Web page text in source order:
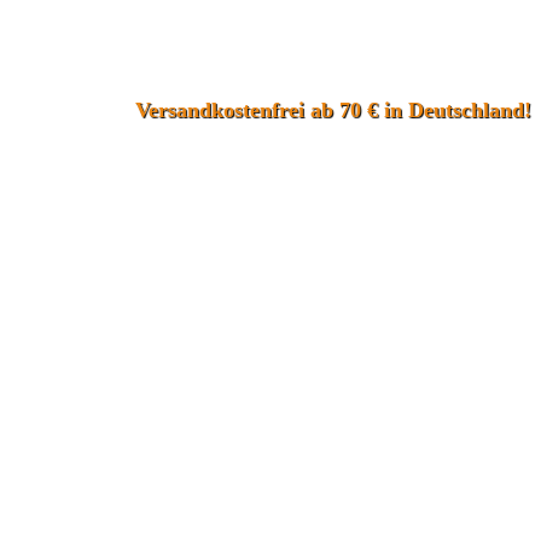
Versandkostenfrei ab 70 € in Deutschland!